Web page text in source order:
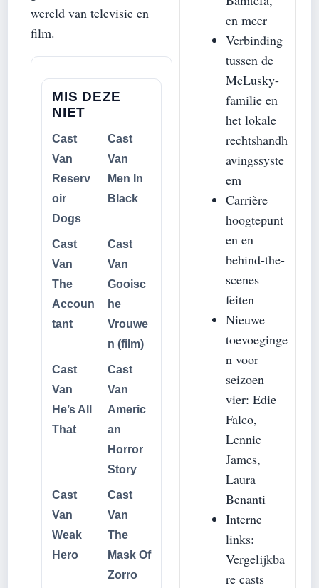
wereld van televisie en
film.
MIS DEZE
NIET
Cast
Van
Reserv
oir
Dogs
Cast
Van
Men In
Black
Cast
Van
The
Accoun
tant
Cast
Van
Gooisc
he
Vrouwe
n (film)
Cast
Van
He’s All
That
Cast
Van
Americ
an
Horror
Story
Cast
Van
Weak
Hero
Cast
Van
The
Mask Of
Zorro
en meer
Verbinding
tussen de
McLusky-
familie en
het lokale
rechtshandh
avingssyste
em
Carrière
hoogtepunt
en en
behind-the-
scenes
feiten
Nieuwe
toevoeginge
n voor
seizoen
vier: Edie
Falco,
Lennie
James,
Laura
Benanti
Interne
links:
Vergelijkba
re casts